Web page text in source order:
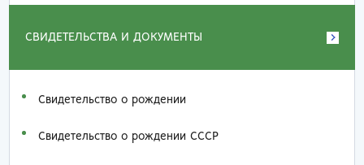
СВИДЕТЕЛЬСТВА И ДОКУМЕНТЫ
Свидетельство о рождении
Свидетельство о рождении СССР